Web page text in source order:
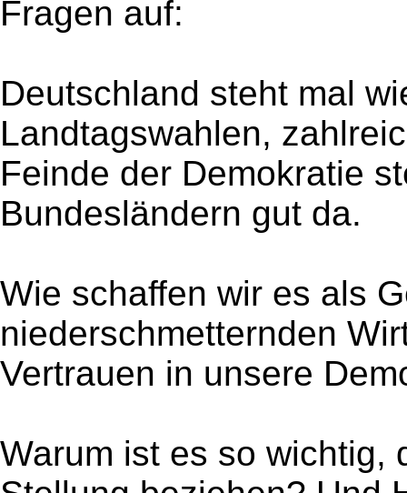
Fragen auf:
Deutschland steht mal
Landtagswahlen,
Feinde der Demokratie
Bundesländern gut da.
Wie schaffen wir es als
niederschmetternden
Vertrauen in unsere
Warum ist es so wichtig,